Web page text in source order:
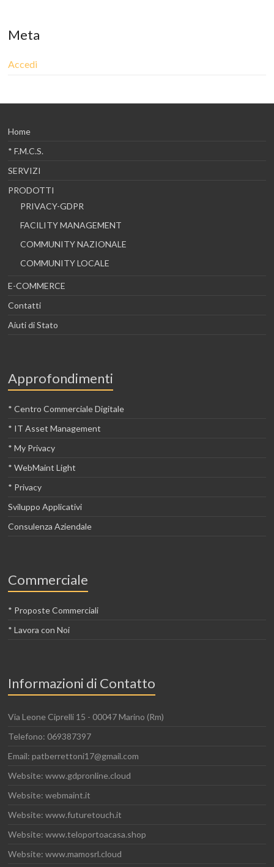
Meta
Accedi
Home
* F.M.C.S.
SERVIZI
PRODOTTI
PRIVACY-GDPR
FACILITY MANAGEMENT
COMMUNITY NAZIONALE
COMMUNITY LOCALE
E-COMMERCE
Contatti
Aiuti di Stato
Approfondimenti
* Centro Commerciale Digitale
* IT Asset Management
* My Privacy
* WebMaint Light
* Privacy
Sviluppo Applicativi
Consulenza Aziendale
Commerciale
* Proposte Commerciali
* Lavora con Noi
Informazioni di Contatto
Via Leone Ciprelli 15 - 00047 Marino (Rm)
Telefono: 069387397
Email: patberrettoni17@gmail.com
Website: www.gdpronline.cloud
Website: webmaint.it
Website: www.futuretouch.it
Website: www.teloportoacasa.shop
Website: www.mamosrl.cloud